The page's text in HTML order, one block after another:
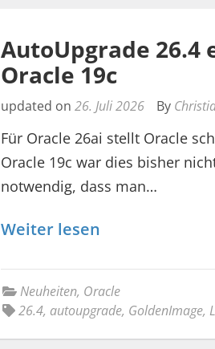
AutoUpgrade 26.4
Oracle 19c
updated on 26. Juli 2026 By
Für Oracle 26ai stellt Oracle
Oracle 19c war dies bisher
notwendig, dass man…
Weiter lesen
Neuheiten, Oracle
26.4, autoupgrade, GoldenImage,